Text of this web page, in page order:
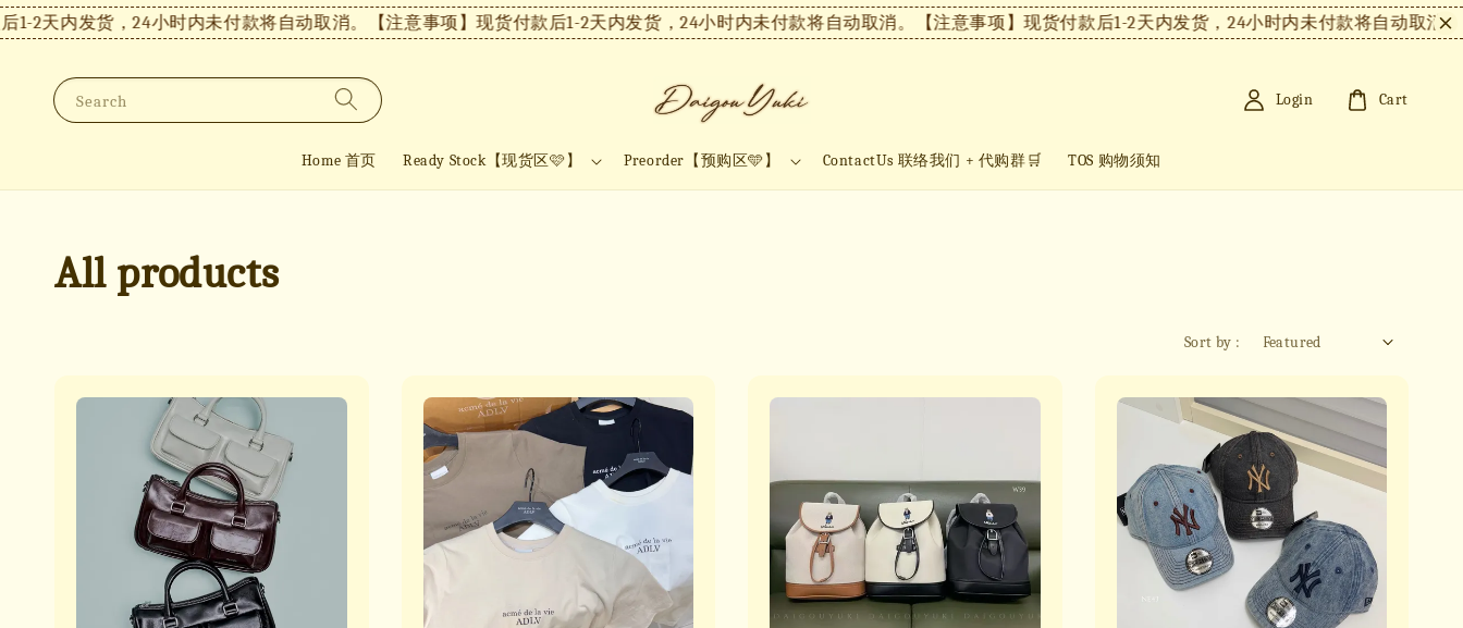
发货，24小时内未付款将自动取消。【注意事项】现货付款后1-2天内发货，24小时内未付款将自动取消。【注意事项】现货付款后1-2天内发货，24小时内未付款将自动取消。【注意
Search
Home 首页 Ready Stock【现货区🩷】 Preorder【预购区🩵】 ContactUs 联络我们 + 代购群🛒 TOS 购物须知
Login Cart
All products
Sort by :